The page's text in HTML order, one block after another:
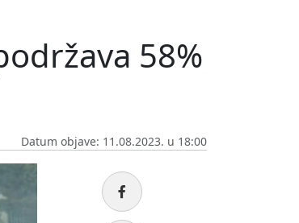
58%
Datum objave: 11.08.2023. u 18:00